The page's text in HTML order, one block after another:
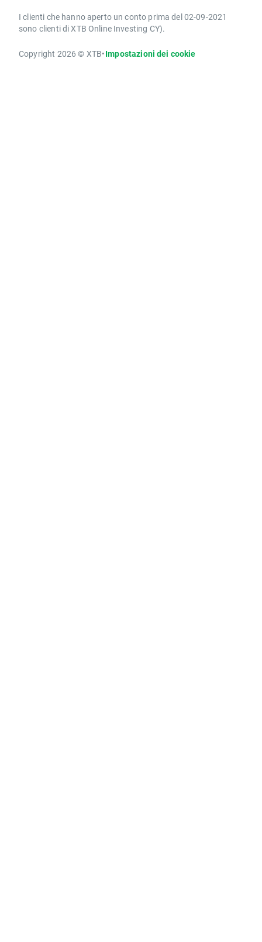
I clienti che hanno aperto un conto prima del 02-09-2021
sono clienti di XTB Online Investing CY).
Copyright 2026 © XTB•Impostazioni dei cookie